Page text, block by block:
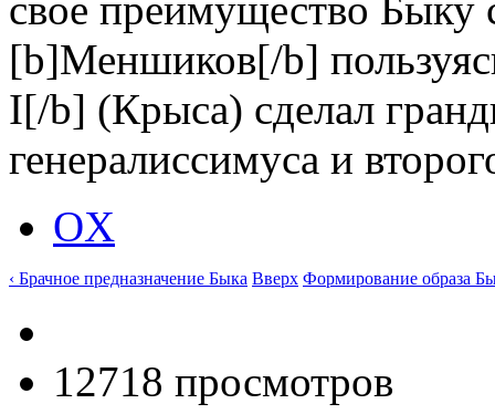
[b]Меншиков[/b]
I[/b] (Крыса) сделал
генералиссимуса и
OX
‹ Брачное предназначение Быка Вверх Формирование образа
12718 просмотров